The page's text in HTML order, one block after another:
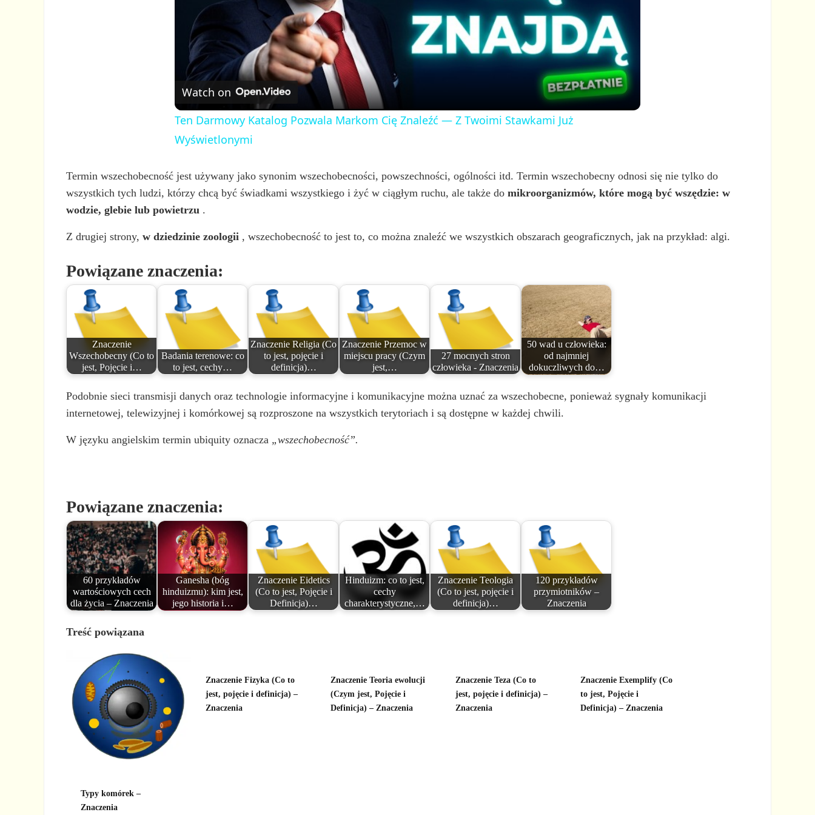
y
i
o
Watch on
Ten Darmowy Katalog Pozwala Markom Cię Znaleźć — Z Twoimi Stawkami Już
Wyświetlonymi
Termin wszechobecność jest używany jako synonim wszechobecności, powszechności, ogólności itd. Termin wszechobecny odnosi się nie tylko do
wszystkich tych ludzi, którzy chcą być świadkami wszystkiego i żyć w ciągłym ruchu, ale także domikroorganizmów, które mogą być wszędzie: w
wodzie, glebie lub powietrzu .
Z drugiej strony,w dziedzinie zoologii , wszechobecność to jest to, co można znaleźć we wszystkich obszarach geograficznych, jak na przykład: algi.
Powiązane znaczenia:
Znaczenie
Wszechobecny (Co to
jest, Pojęcie i…
Badania terenowe: co
to jest, cechy…
Znaczenie Religia (Co
to jest, pojęcie i
definicja)…
Znaczenie Przemoc w
miejscu pracy (Czym
jest,…
27 mocnych stron
człowieka - Znaczenia
50 wad u człowieka:
od najmniej
dokuczliwych do…
Podobnie sieci transmisji danych oraz technologie informacyjne i komunikacyjne można uznać za wszechobecne, ponieważ sygnały komunikacji
internetowej, telewizyjnej i komórkowej są rozproszone na wszystkich terytoriach i są dostępne w każdej chwili.
W języku angielskim termin ubiquity oznacza „wszechobecność”.
Powiązane znaczenia:
60 przykładów
wartościowych cech
dla życia – Znaczenia
Ganesha (bóg
hinduizmu): kim jest,
jego historia i…
Znaczenie Eidetics
(Co to jest, Pojęcie i
Definicja)…
Hinduizm: co to jest,
cechy
charakterystyczne,…
Znaczenie Teologia
(Co to jest, pojęcie i
definicja)…
120 przykładów
przymiotników –
Znaczenia
Treść powiązana
Typy komórek –
Znaczenia
Znaczenie Fizyka (Co to
jest, pojęcie i definicja) –
Znaczenia
Znaczenie Teoria ewolucji
(Czym jest, Pojęcie i
Definicja) – Znaczenia
Znaczenie Teza (Co to
jest, pojęcie i definicja) –
Znaczenia
Znaczenie Exemplify (Co
to jest, Pojęcie i
Definicja) – Znaczenia